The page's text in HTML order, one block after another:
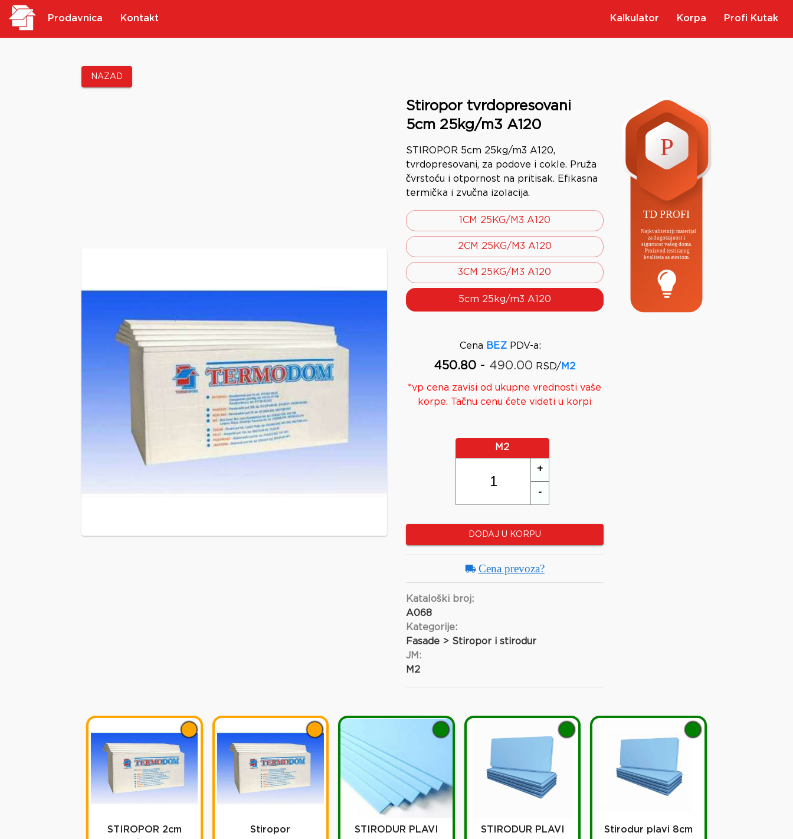
Prodavnica Kontakt Kalkulator Korpa Profi Kutak
NAZAD
Stiropor tvrdopresovani
5cm 25kg/m3 A120
STIROPOR 5cm 25kg/m3 A120,
tvrdopresovani, za podove i cokle. Pruža
čvrstoću i otpornost na pritisak. Efikasna
termička i zvučna izolacija.
1CM 25KG/M3 A120
2CM 25KG/M3 A120
3CM 25KG/M3 A120
5cm 25kg/m3 A120
Cena BEZ PDV-a:
450.80 - 490.00 RSD/ M2
*vp cena zavisi od ukupne vrednosti vaše
korpe. Tačnu cenu ćete videti u korpi
M2
+
-
DODAJ U KORPU
Cena prevoza?
Kataloški broj:
A068
Kategorije:
Fasade > Stiropor i stirodur
JM:
M2
STIROPOR 2cm
Stiropor
STIRODUR PLAVI
STIRODUR PLAVI
Stirodur plavi 8cm